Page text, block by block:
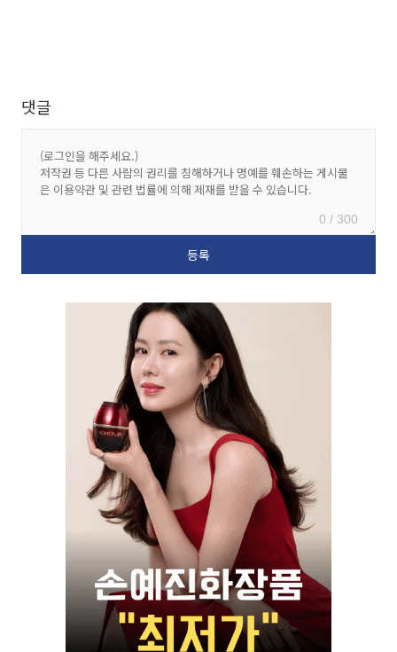
댓글
0 / 300